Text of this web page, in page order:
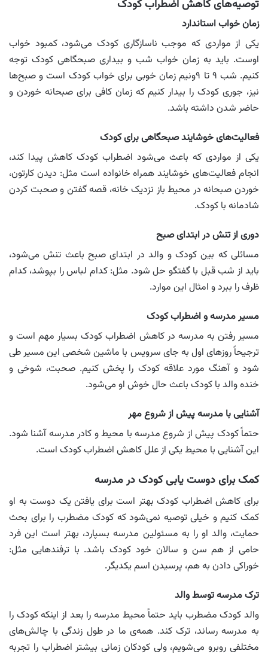
توصیه‌های کاهش اضطراب کودک
زمان خواب استاندارد
یکی از مواردی که موجب ناسازگاری کودک می‌شود، کمبود خواب
اوست. باید به زمان خواب شب و بیداری صبحگاهی کودک توجه
کنیم. شب ۹ تا ۹‌ونیم زمان خوبی برای خواب کودک است و صبح‌ها
نیز، جوری کودک را بیدار کنیم که زمان کافی برای صبحانه خوردن و
حاضر شدن داشته باشد.
فعالیت‌های خوشایند صبحگاهی برای کودک
یکی از مواردی که باعث می‌شود اضطراب کودک کاهش پیدا کند،
انجام فعالیت‌های خوشایند همراه خانواده است مثل: دیدن کارتون،
خوردن صبحانه در محیط باز نزدیک خانه، قصه گفتن و صحبت کردن
شادمانه با کودک.
دوری از تنش در ابتدای صبح
مسائلی که بین کودک و والد در ابتدای صبح باعث تنش می‌شود،
باید از شب قبل با گفتگو حل شود. مثل: کدام لباس را بپوشد، کدام
ظرف را ببرد و امثال این موارد.
مسیر مدرسه و اضطراب کودک
مسیر رفتن به مدرسه در کاهش اضطراب کودک بسیار مهم است و
ترجیحاً روزهای اول به جای سرویس با ماشین شخصی این مسیر طی
شود و آهنگ مورد علاقه کودک را پخش کنیم. صحبت، شوخی و
خنده والد با کودک باعث حال خوش او می‌شود.
آشنایی با مدرسه پیش از شروع مهر
حتماً کودک پیش از شروع مدرسه با محیط و کادر مدرسه آشنا شود.
این آشنایی با محیط یکی از علل کاهش اضطراب کودک است.
کمک برای دوست یابی کودک در مدرسه
برای کاهش اضطراب کودک بهتر است برای یافتن یک دوست به او
کمک کنیم و خیلی توصیه نمی‌شود که کودک مضطرب را برای بحث
حمایت، والد او را به مسئولین مدرسه بسپارد، بهتر است این فرد
حامی از هم سن و سالان خود کودک باشد. با ترفندهایی مثل:
خوراکی دادن به هم، پرسیدن اسم یکدیگر.
ترک مدرسه توسط والد
والد کودک مضطرب باید حتماً محیط مدرسه را بعد از اینکه کودک را
به مدرسه رساند، ترک کند. همه‌ی ما در طول زندگی با چالش‌های
مختلفی روبرو می‌شویم، ولی کودکان زمانی بیشتر اضطراب را تجربه